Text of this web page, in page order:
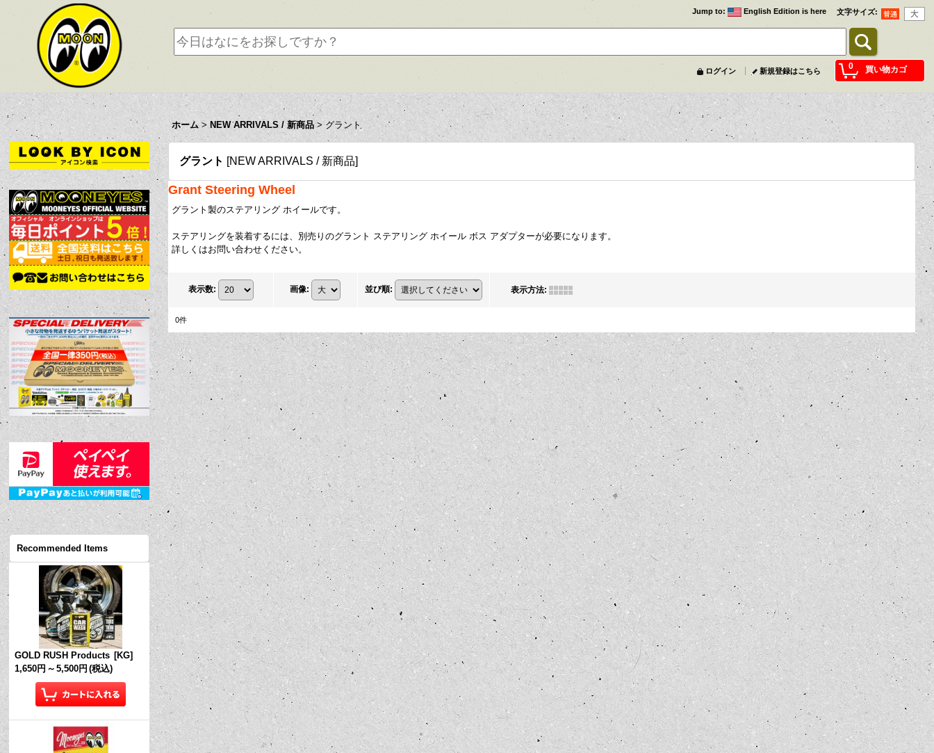
文字サイズ:
Jump to: English Edition is here
0 買い物カゴ
ログイン 新規登録はこちら
ホーム > NEW ARRIVALS / 新商品 > グラント
Recommended Items
GOLD RUSH Products [KG]
1,650円 ～ 5,500円 (税込)
グラント [NEW ARRIVALS / 新商品]
Grant Steering Wheel
グラント製のステアリング ホイールです。
ステアリングを装着するには、別売りのグラント ステアリング ホイール ボス アダプターが必要になります。
詳しくはお問い合わせください。
表示数: 画像: 並び順: 表示方法:
0件